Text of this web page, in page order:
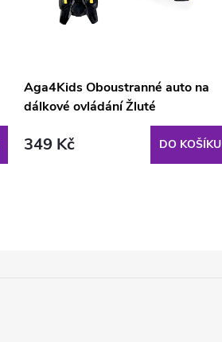
Aga4Kids Oboustranné auto na
dálkové ovládání Žluté
349 Kč DO KOŠÍKU